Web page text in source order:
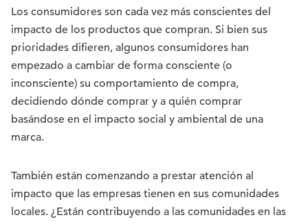
Los consumidores son cada vez más conscientes del
impacto de los productos que compran. Si bien sus
prioridades difieren, algunos consumidores han
empezado a cambiar de forma consciente (o
inconsciente) su comportamiento de compra,
decidiendo dónde comprar y a quién comprar
basándose en el impacto social y ambiental de una
marca.
También están comenzando a prestar atención al
impacto que las empresas tienen en sus comunidades
locales. ¿Están contribuyendo a las comunidades en las